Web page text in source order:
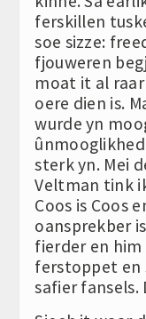
ferskillen
soe sizze:
fjouweren
moat it al
oere dien is.
wurde yn
sterk yn. Mei
Veltman tink
Coos is Coos
oansprekber
fierder en
ferstoppet
safier fansels.